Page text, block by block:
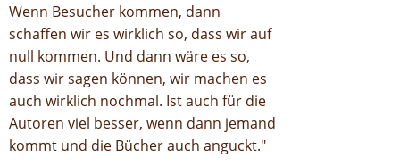
Wenn Besucher kommen, dann
schaffen wir es wirklich so, dass wir auf
null kommen. Und dann wäre es so,
dass wir sagen können, wir machen es
auch wirklich nochmal. Ist auch für die
Autoren viel besser, wenn dann jemand
kommt und die Bücher auch anguckt."